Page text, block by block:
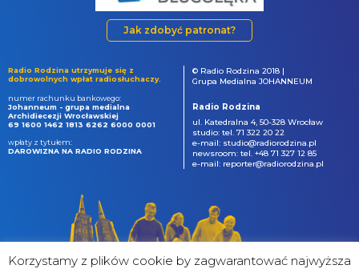
Jak zdobyć patronat?
Radio Rodzina utrzymuje się z
dobrowolnych wpłat radiosłuchaczy.
numer rachunku bankowego:
Johanneum - grupa medialna
Archidiecezji Wrocławskiej
69 1600 1462 1813 6262 6000 0001
wpłaty z tytułem:
DAROWIZNA NA RADIO RODZINA
© Radio Rodzina 2018 |
Grupa Medialna JOHANNEUM
Radio Rodzina
ul. Katedralna 4, 50-328 Wrocław
studio: tel. 71 322 20 22
e-mail: studio@radiorodzina.pl
newsroom: tel. +48 71 327 12 85
e-mail: reporter@radiorodzina.pl
Korzystamy z plików cookie by zagwarantować najwyższa